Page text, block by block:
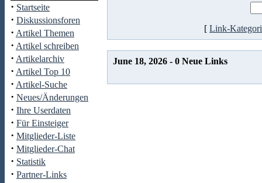
· Startseite
· Diskussionsforen
· Artikel Themen
· Artikel schreiben
· Artikelarchiv
· Artikel Top 10
· Artikel-Suche
· Neues/Änderungen
· Ihre Userdaten
· Für Einsteiger
· Mitglieder-Liste
· Mitglieder-Chat
· Statistik
· Partner-Links
[ Link-
June 18, 2026 - 0 Neue Links